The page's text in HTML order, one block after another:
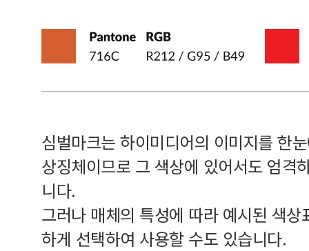
심벌마크는 하이미디어의 이미지를 한
상징체이므로 그 색상에 있어서도 엄격
니다.
그러나 매체의 특성에 따라 예시된 색
하게 선택하여 사용할 수도 있습니다.